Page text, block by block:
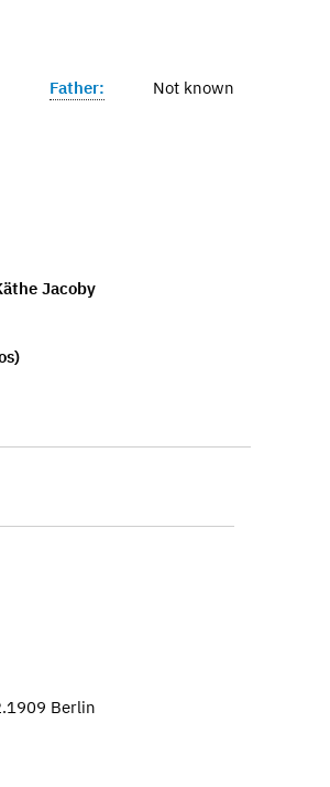
Father: Not known
Jacoby
Berlin